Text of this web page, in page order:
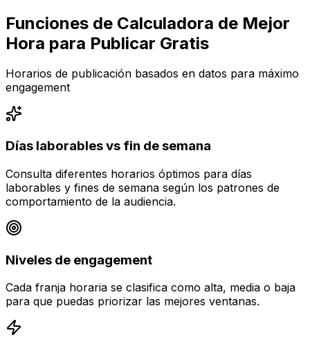
Funciones de Calculadora de Mejor
Hora para Publicar Gratis
Horarios de publicación basados en datos para máximo
engagement
Días laborables vs fin de semana
Consulta diferentes horarios óptimos para días
laborables y fines de semana según los patrones de
comportamiento de la audiencia.
Niveles de engagement
Cada franja horaria se clasifica como alta, media o baja
para que puedas priorizar las mejores ventanas.